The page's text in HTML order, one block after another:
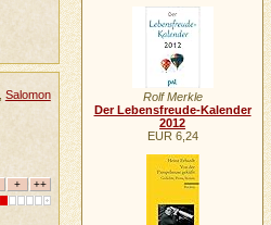
Salomon
Rolf Merkle
Der Lebensfreude-Kalender
2012
EUR 6,24